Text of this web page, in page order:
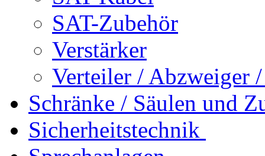
SAT-Zubehör
Verstärker
Verteiler / Abzweiger
Schränke / Säulen und
Sicherheitstechnik